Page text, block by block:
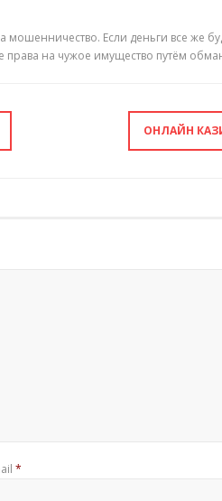
Если деньги все же
на чужое имущество путём
ОНЛАЙН
*